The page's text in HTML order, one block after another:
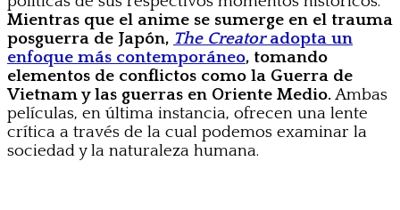
Mientras que el anime se sumerge en el trauma
posguerra de Japón, The Creatoradopta un
enfoque más contemporáneo, tomando
elementos de conflictos como la Guerra de
Vietnam y las guerras en Oriente Medio.Ambas
películas, en última instancia, ofrecen una lente
crítica a través de la cual podemos examinar la
sociedad y la naturaleza humana.